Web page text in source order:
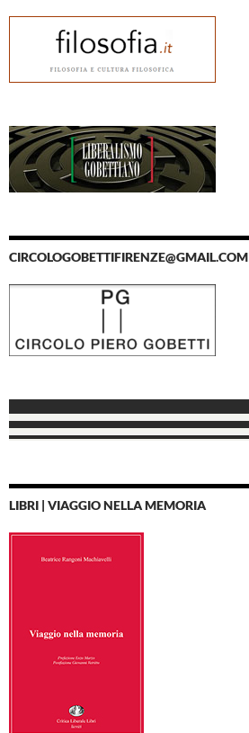
CIRCOLOGOBETTIFIRENZE@GMAIL.COM
LIBRI | VIAGGIO NELLA MEMORIA